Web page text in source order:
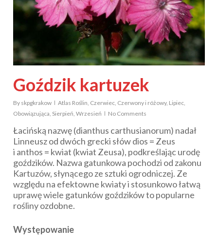
Goździk kartuzek
By skpgkrakow Atlas Roślin Czerwiec, Czerwony i różowy, Lipiec,
Obowiązująca Sierpień Wrzesień No Comments
Łacińską nazwę (dianthus carthusianorum) nadał
Linneusz od dwóch grecki słówdios = Zeus
i anthos = kwiat (kwiat Zeusa), podkreślając urodę
goździków. Nazwa gatunkowa pochodzi od zakonu
Kartuzów, słynącego ze sztuki ogrodniczej. Ze
względu na efektowne kwiaty i stosunkowo łatwą
uprawę wiele gatunków goździków to popularne
rośliny ozdobne.
Występowanie